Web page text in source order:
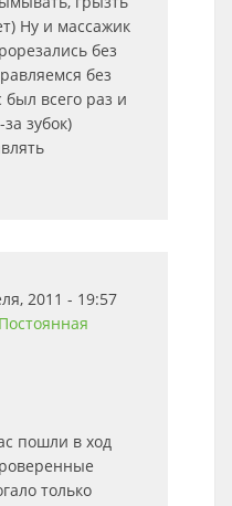
Ну и массажик
без
без
всего раз и
зубок)
2011 - 19:57
Постоянная
пошли в ход
только